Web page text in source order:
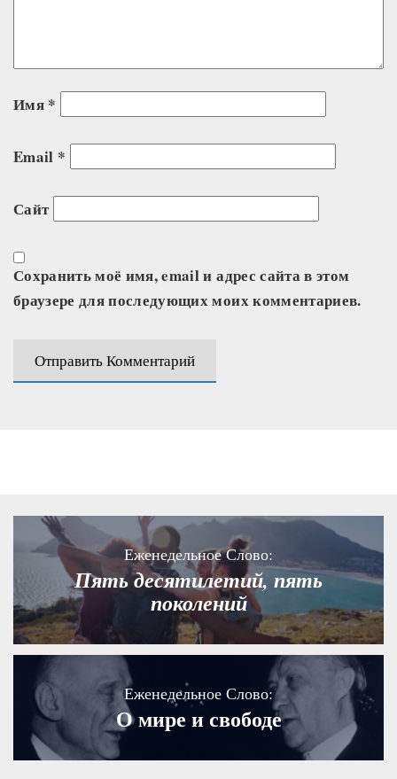
Имя *
Email *
Сайт
Сохранить моё имя, email и адрес сайта в этом
браузере для последующих моих комментариев.
Еженедельное Слово:
Пять десятилетий, пять
поколений
Еженедельное Слово:
О мире и свободе